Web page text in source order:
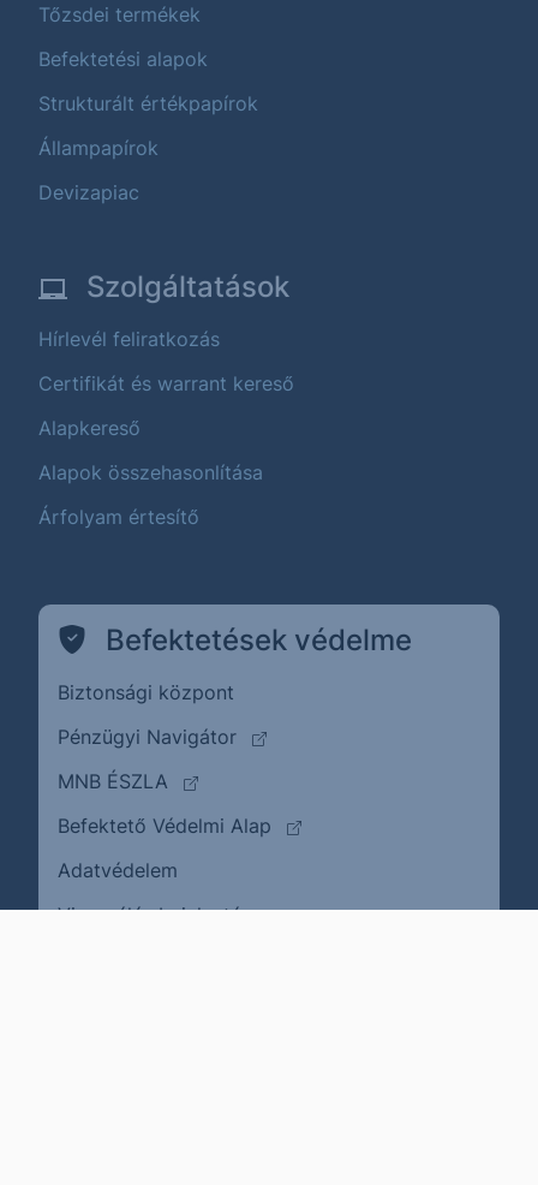
Tőzsdei termékek
Befektetési alapok
Strukturált értékpapírok
Állampapírok
Devizapiac
Szolgáltatások
Hírlevél feliratkozás
Certifikát és warrant kereső
Alapkereső
Alapok összehasonlítása
Árfolyam értesítő
Befektetések védelme
Biztonsági központ
Pénzügyi Navigátor
(külső oldalra ugrik)
MNB ÉSZLA
(külső oldalra ugrik)
Befektető Védelmi Alap
(külső oldalra ugrik)
Adatvédelem
Visszaélés bejelentése(külső oldalra ugrik)